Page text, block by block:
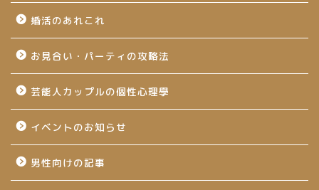
婚活のあれこれ
お見合い・パーティの攻略法
芸能人カップルの個性心理學
イベントのお知らせ
男性向けの記事